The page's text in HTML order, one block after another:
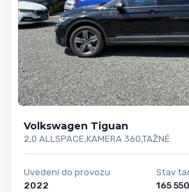
Volkswagen Tiguan
2,0 ALLSPACE,KAMERA 360,TAŽNÉ
Uvedení do provozu
2022
Stav